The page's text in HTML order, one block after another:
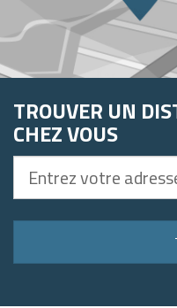
TROUVER UN
CHEZ VOUS
votre